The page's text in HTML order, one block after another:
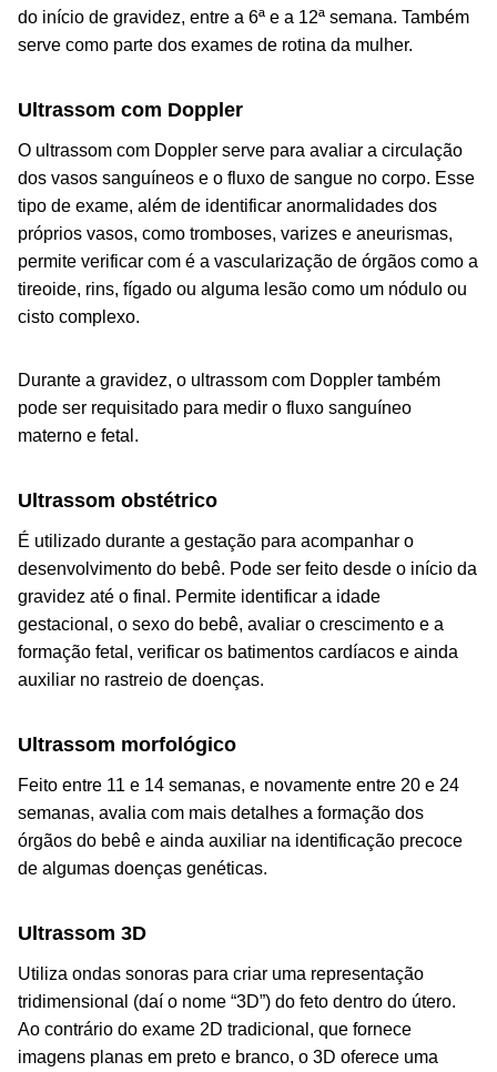
do início de gravidez, entre a 6ª e a 12ª semana. Também
serve como parte dos exames de rotina da mulher.
Ultrassom com Doppler
O ultrassom com Doppler serve para avaliar a circulação
dos vasos sanguíneos e o fluxo de sangue no corpo. Esse
tipo de exame, além de identificar anormalidades dos
próprios vasos, como tromboses, varizes e aneurismas,
permite verificar com é a vascularização de órgãos como a
tireoide, rins, fígado ou alguma lesão como um nódulo ou
cisto complexo.
Durante a gravidez, o ultrassom com Doppler também
pode ser requisitado para medir o fluxo sanguíneo
materno e fetal.
Ultrassom obstétrico
É utilizado durante a gestação para acompanhar o
desenvolvimento do bebê. Pode ser feito desde o início da
gravidez até o final. Permite identificar a idade
gestacional, o sexo do bebê, avaliar o crescimento e a
formação fetal, verificar os batimentos cardíacos e ainda
auxiliar no rastreio de doenças.
Ultrassom morfológico
Feito entre 11 e 14 semanas, e novamente entre 20 e 24
semanas, avalia com mais detalhes a formação dos
órgãos do bebê e ainda auxiliar na identificação precoce
de algumas doenças genéticas.
Ultrassom 3D
Utiliza ondas sonoras para criar uma representação
tridimensional (daí o nome “3D”) do feto dentro do útero.
Ao contrário do exame 2D tradicional, que fornece
imagens planas em preto e branco, o 3D oferece uma